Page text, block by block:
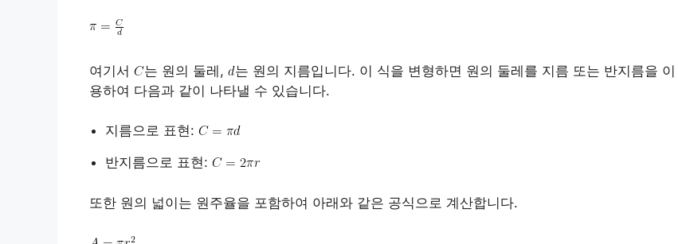
여기서 는 원의 둘레,
는 원의 지름입니다. 이 식을 변형하면 원의 둘레를 지름 또는 반지름을 이
용하여 다음과 같이 나타낼 수 있습니다.
지름으로 표현:
반지름으로 표현:
또한 원의 넓이는 원주율을 포함하여 아래와 같은 공식으로 계산합니다.